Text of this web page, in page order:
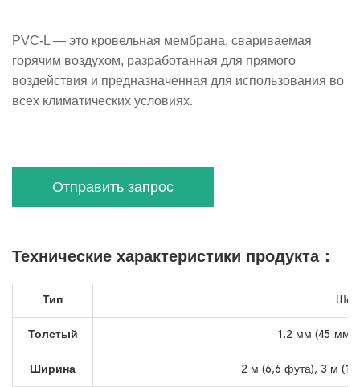
PVC-L — это кровельная мембрана, свариваемая
горячим воздухом, разработанная для прямого
воздействия и предназначенная для использования во
всех климатических условиях.
Отправить запрос
Технические характеристики продукта：
Тип
Толстый 1.2 мм (45 мм),
Ширина 2 м (6,6 фута), 3 м (10